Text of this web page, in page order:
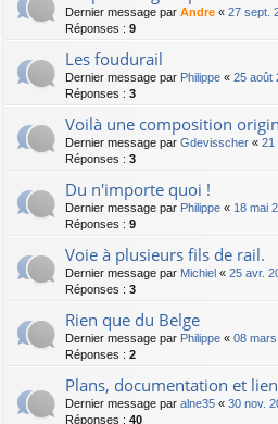
Dernier message par Andre « 27 sept.
Réponses : 9
Les foudurail
Dernier message par Philippe « 25 août
Réponses : 3
Voilà une composition
Dernier message par Gdevisscher « 21
Réponses : 3
Du n'importe quoi !
Dernier message par Philippe « 18 mai
Réponses : 9
Voie à plusieurs fils de rail.
Dernier message par Michiel « 25 avr.
Réponses : 3
Rien que du Belge
Dernier message par Philippe « 08 mars
Réponses : 2
Plans, documentation et
Dernier message par alne35 « 30 nov.
Réponses : 40